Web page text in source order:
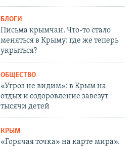
БЛОГИ
Письма крымчан. Что-то стало
меняться в Крыму: где же теперь
укрыться?
ОБЩЕСТВО
«Угроз не видим»: в Крым на
отдых и оздоровление завезут
тысячи детей
КРЫМ
«Горячая точка» на карте мира».